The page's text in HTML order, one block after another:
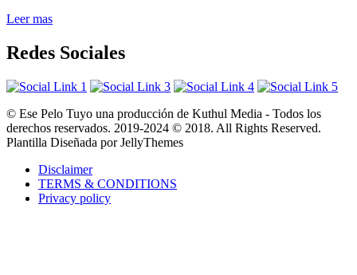
Leer mas
Redes Sociales
© Ese Pelo Tuyo una producción de Kuthul Media - Todos los
derechos reservados. 2019-2024 © 2018. All Rights Reserved.
Plantilla Diseñada por JellyThemes
Disclaimer
TERMS & CONDITIONS
Privacy policy